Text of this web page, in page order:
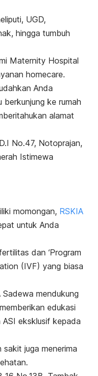
UGD,
hingga tumbuh
Maternity Hospital
homecare.
Anda
ke rumah
alamat
No.47, Notoprajan,
Istimewa
momongan, RSKIA
untuk Anda
dan ‘Program
(IVF) yang biasa
mendukung
edukasi
eksklusif kepada
sakit juga menerima